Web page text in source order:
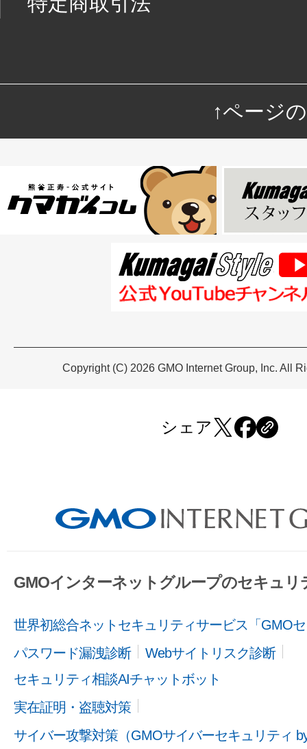
↑ページ
Copyright (C) 2026 GMO Internet Group, Inc. All
シェア
GMOインターネットグループのセキュリ
世界初総合ネットセキュリティサービス「GMO
パスワード漏洩診断
Webサイトリスク診断
セキュリティ相談AIチャットボット
実在証明・盗聴対策
サイバー攻撃対策（GMOサイバーセキュリティ